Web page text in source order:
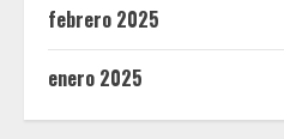
febrero 2025
enero 2025